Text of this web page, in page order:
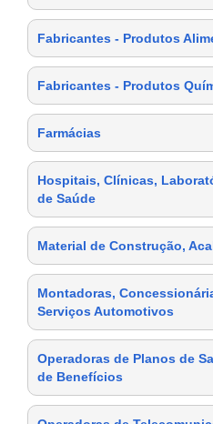
Fabricantes - Produtos
Fabricantes - Produtos
Farmácias
Hospitais, Clínicas,
de Saúde
Material de Construção,
Montadoras,
Serviços Automotivos
Operadoras de Planos de
de Benefícios